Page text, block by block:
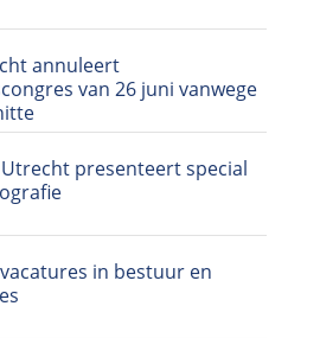
annuleert
van 26 juni vanwege
presenteert special
in bestuur en